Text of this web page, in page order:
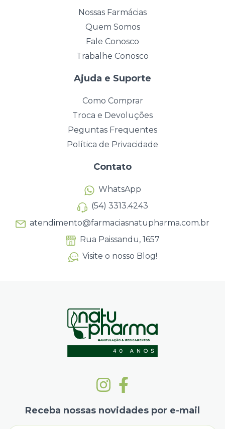
Nossas Farmácias
Quem Somos
Fale Conosco
Trabalhe Conosco
Ajuda e Suporte
Como Comprar
Troca e Devoluções
Peguntas Frequentes
Política de Privacidade
Contato
WhatsApp
(54) 3313.4243
atendimento@farmaciasnatupharma.com.br
Rua Paissandu, 1657
Visite o nosso Blog!
Receba nossas novidades por e-mail